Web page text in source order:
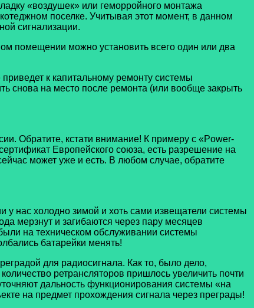
«воздушек» или геморройного монтажа
поселке. Учитывая этот момент, в данном
сигнализации.
помещении можно установить всего один или два
к капитальному ремонту системы
снова на место после ремонта (или вообще закрыть
Обратите, кстати внимание! К примеру с «Power-
Европейского союза, есть разрешение на
может уже и есть. В любом случае, обратите
у нас холодно зимой и хоть сами извещатели системы
мерзнут и загибаются через пару месяцев
на техническом обслуживании системы
батарейки менять!
для радиосигнала. Как то, было дело,
ретрансляторов пришлось увеличить почти
дальность функционирования системы «на
на предмет прохождения сигнала через преграды!